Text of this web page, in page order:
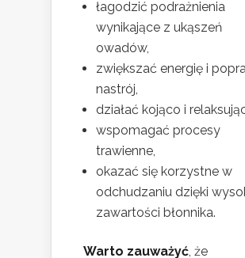
łagodzić podrażnienia
wynikające z ukąszeń
owadów,
zwiększać energię i
nastrój,
działać kojąco i
wspomagać procesy
trawienne,
okazać się korzystne w
odchudzaniu dzięki
zawartości błonnika.
Warto zauważyć, że